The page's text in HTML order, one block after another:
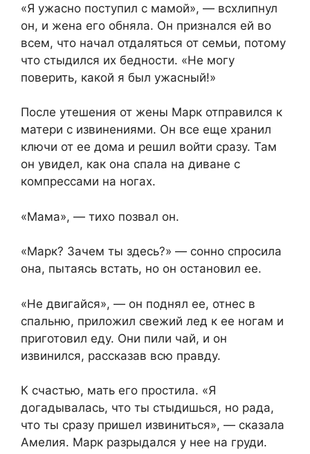
«Я ужасно поступил с мамой», — всхлипнул
он, и жена его обняла. Он признался ей во
всем, что начал отдаляться от семьи, потому
что стыдился их бедности. «Не могу
поверить, какой я был ужасный!»
После утешения от жены Марк отправился к
матери с извинениями. Он все еще хранил
ключи от ее дома и решил войти сразу. Там
он увидел, как она спала на диване с
компрессами на ногах.
«Мама», — тихо позвал он.
«Марк? Зачем ты здесь?» — сонно спросила
она, пытаясь встать, но он остановил ее.
«Не двигайся», — он поднял ее, отнес в
спальню, приложил свежий лед к ее ногам и
приготовил еду. Они пили чай, и он
извинился, рассказав всю правду.
К счастью, мать его простила. «Я
догадывалась, что ты стыдишься, но рада,
что ты сразу пришел извиниться», — сказала
Амелия. Марк разрыдался у нее на груди.